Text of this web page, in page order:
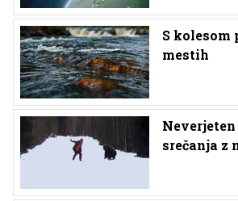
S kolesom
mestih
srečanja z